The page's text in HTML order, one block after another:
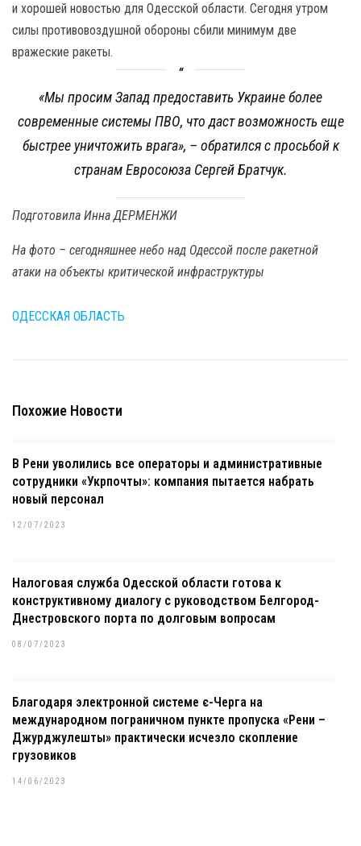
и хорошей новостью для Одесской области. Сегодня утром
силы противовоздушной обороны сбили минимум две
вражеские ракеты.
«Мы просим Запад предоставить Украине более
современные системы ПВО, что даст возможность еще
быстрее уничтожить врага», – обратился с просьбой к
странам Евросоюза Сергей Братчук.
Подготовила Инна ДЕРМЕНЖИ
На фото – сегодняшнее небо над Одессой после ракетной
атаки на объекты критической инфраструктуры
ОДЕССКАЯ ОБЛАСТЬ
Похожие Новости
В Рени уволились все операторы и административные
сотрудники «Укрпочты»: компания пытается набрать
новый персонал
12/07/2023
Налоговая служба Одесской области готова к
конструктивному диалогу с руководством Белгород-
Днестровского порта по долговым вопросам
08/07/2023
Благодаря электронной системе є-Черга на
международном пограничном пункте пропуска «Рени –
Джурджулешты» практически исчезло скопление
грузовиков
14/06/2023